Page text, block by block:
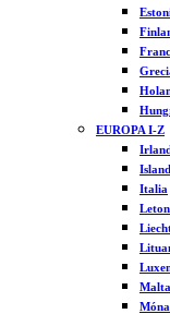
EUROPA I-Z
Italia
Malta